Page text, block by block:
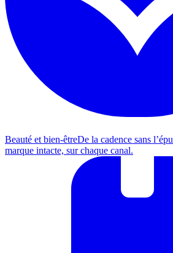
Beauté et bien-êtreDe la cadence sans
marque intacte, sur chaque canal.